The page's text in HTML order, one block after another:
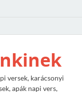
versek, karácsonyi
apák napi vers,